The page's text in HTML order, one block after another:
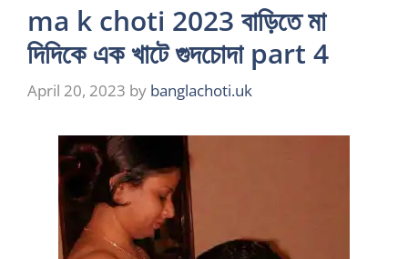
ma k choti 2023 বাড়িতে মা
দিদিকে এক খাটে গুদচোদা part 4
April 20, 2023 by banglachoti.uk